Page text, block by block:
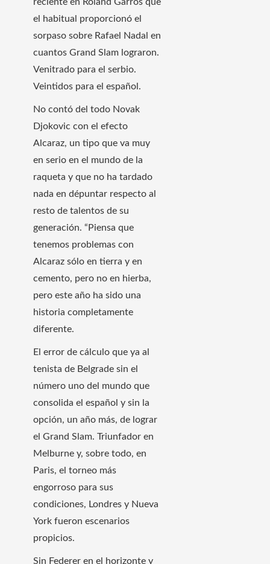
el habitual proporcionó el
sorpaso sobre Rafael Nadal en
cuantos Grand Slam lograron.
Venitrado para el serbio.
Veintidos para el español.
No contó del todo Novak
Djokovic con el efecto
Alcaraz, un tipo que va muy
en serio en el mundo de la
raqueta y que no ha tardado
nada en dépuntar respecto al
resto de talentos de su
generación. “Piensa que
tenemos problemas con
Alcaraz sólo en tierra y en
cemento, pero no en hierba,
pero este año ha sido una
historia completamente
diferente.
El error de cálculo que ya al
tenista de Belgrade sin el
número uno del mundo que
consolida el español y sin la
opción, un año más, de lograr
el Grand Slam. Triunfador en
Melburne y, sobre todo, en
Paris, el torneo más
engorroso para sus
condiciones, Londres y Nueva
York fueron escenarios
propicios.
Sin Federer en el horizonte y